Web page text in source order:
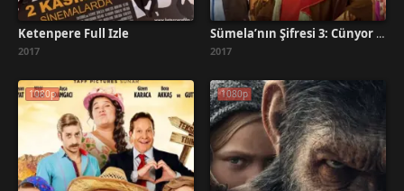
Ketenpere Full İzle
2017
Sümela’nın Şifresi 3: Cünyor Temel İzle
2017
1080p 1080p